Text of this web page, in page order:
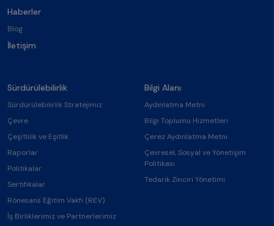
Haberler
Blog
İletişim
Sürdürülebilirlik
Sürdürülebilirlik Stratejimiz
Çevre
Çeşitlilik ve Eşitlik
Raporlar
Politikalar
Sertifikalar
Rönesans Eğitim Vakfı (REV)
İş Birliklerimiz ve Partnerlerimiz
Bilgi Alanı
Aydınlatma Metni
Bilgi Toplumu Hizmetleri
Çerez Aydınlatma Metni
Çevresel, Sosyal ve Yönetişim
Politikası
Tedarik Zinciri Yönetimi